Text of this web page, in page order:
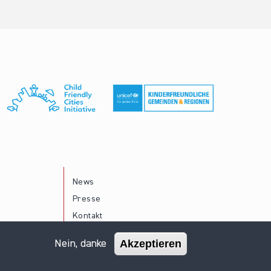
News
Presse
Kontakt
Impressum Datenschutz
Nein, danke Akzeptieren